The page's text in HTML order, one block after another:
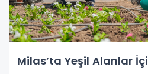
Milas’ta Yeşil Alanlar